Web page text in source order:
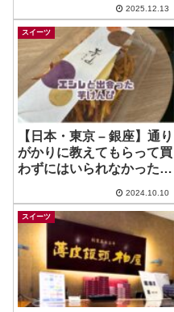
2025.12.13
スイーツ
【日本・東京 – 銀座】通り
がかりに教えてもらって買
わずにはいられなかった生
2024.10.10
スイーツ